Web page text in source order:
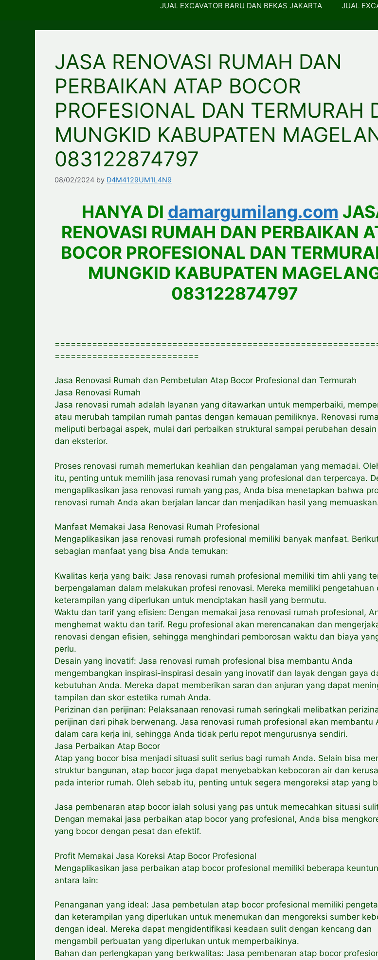
JUAL EXCAVATOR BARU DAN BEKAS JAKARTA JUAL
JASA RENOVASI RUMAH DAN
PERBAIKAN ATAP BOCOR
PROFESIONAL DAN TERMURAH
MUNGKID KABUPATEN
083122874797
08/02/2024 by D4M4129UM1L4N9
HANYA DI damargumilang.com
RENOVASI RUMAH DAN PERBAIKAN
BOCOR PROFESIONAL DAN
MUNGKID KABUPATEN
083122874797
===========================
Jasa Renovasi Rumah dan Pembetulan Atap Bocor Profesional dan Termurah
Jasa Renovasi Rumah
Jasa renovasi rumah adalah layanan yang ditawarkan untuk memperbaiki,
atau merubah tampilan rumah pantas dengan kemauan pemiliknya. Renovasi
meliputi berbagai aspek, mulai dari perbaikan struktural sampai perubahan
dan eksterior.
Proses renovasi rumah memerlukan keahlian dan pengalaman yang memadai.
itu, penting untuk memilih jasa renovasi rumah yang profesional dan terpercaya.
mengaplikasikan jasa renovasi rumah yang pas, Anda bisa menetapkan bahwa
renovasi rumah Anda akan berjalan lancar dan menjadikan hasil yang
Manfaat Memakai Jasa Renovasi Rumah Profesional
Mengaplikasikan jasa renovasi rumah profesional memiliki banyak manfaat.
sebagian manfaat yang bisa Anda temukan:
Kwalitas kerja yang baik: Jasa renovasi rumah profesional memiliki tim ahli yang
berpengalaman dalam melakukan profesi renovasi. Mereka memiliki pengetahuan
keterampilan yang diperlukan untuk menciptakan hasil yang bermutu.
Waktu dan tarif yang efisien: Dengan memakai jasa renovasi rumah profesional,
menghemat waktu dan tarif. Regu profesional akan merencanakan dan
renovasi dengan efisien, sehingga menghindari pemborosan waktu dan biaya
perlu.
Desain yang inovatif: Jasa renovasi rumah profesional bisa membantu Anda
mengembangkan inspirasi-inspirasi desain yang inovatif dan layak dengan gaya
kebutuhan Anda. Mereka dapat memberikan saran dan anjuran yang dapat
tampilan dan skor estetika rumah Anda.
Perizinan dan perijinan: Pelaksanaan renovasi rumah seringkali melibatkan
perijinan dari pihak berwenang. Jasa renovasi rumah profesional akan membantu
dalam cara kerja ini, sehingga Anda tidak perlu repot mengurusnya sendiri.
Jasa Perbaikan Atap Bocor
Atap yang bocor bisa menjadi situasi sulit serius bagi rumah Anda. Selain bisa
struktur bangunan, atap bocor juga dapat menyebabkan kebocoran air dan
pada interior rumah. Oleh sebab itu, penting untuk segera mengoreksi atap yang
Jasa pembenaran atap bocor ialah solusi yang pas untuk memecahkan situasi
Dengan memakai jasa perbaikan atap bocor yang profesional, Anda bisa
yang bocor dengan pesat dan efektif.
Profit Memakai Jasa Koreksi Atap Bocor Profesional
Mengaplikasikan jasa perbaikan atap bocor profesional memiliki beberapa
antara lain:
Penanganan yang ideal: Jasa pembetulan atap bocor profesional memiliki
dan keterampilan yang diperlukan untuk menemukan dan mengoreksi sumber
dengan ideal. Mereka dapat mengidentifikasi keadaan sulit dengan kencang dan
mengambil perbuatan yang diperlukan untuk memperbaikinya.
Bahan dan perlengkapan yang berkwalitas: Jasa pembenaran atap bocor